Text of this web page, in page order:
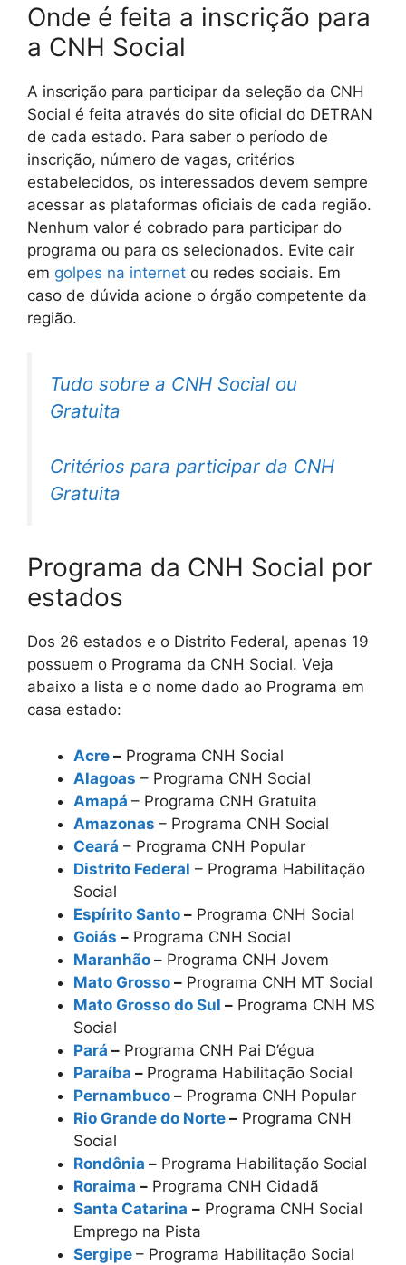
Onde é feita a inscrição para
a CNH Social
A inscrição para participar da seleção da CNH
Social é feita através do site oficial do DETRAN
de cada estado. Para saber o período de
inscrição, número de vagas, critérios
estabelecidos, os interessados devem sempre
acessar as plataformas oficiais de cada região.
Nenhum valor é cobrado para participar do
programa ou para os selecionados. Evite cair
em golpes na internet ou redes sociais. Em
caso de dúvida acione o órgão competente da
região.
Tudo sobre a CNH Social ou
Gratuita
Critérios para participar da CNH
Gratuita
Programa da CNH Social por
estados
Dos 26 estados e o Distrito Federal, apenas 19
possuem o Programa da CNH Social. Veja
abaixo a lista e o nome dado ao Programa em
casa estado:
Acre – Programa CNH Social
Alagoas – Programa CNH Social
Amapá – Programa CNH Gratuita
Amazonas – Programa CNH Social
Ceará – Programa CNH Popular
Distrito Federal – Programa Habilitação
Social
Espírito Santo – Programa CNH Social
Goiás – Programa CNH Social
Maranhão – Programa CNH Jovem
Mato Grosso – Programa CNH MT Social
Mato Grosso do Sul – Programa CNH MS
Social
Pará – Programa CNH Pai D’égua
Paraíba – Programa Habilitação Social
Pernambuco – Programa CNH Popular
Rio Grande do Norte – Programa CNH
Social
Rondônia – Programa Habilitação Social
Roraima – Programa CNH Cidadã
Santa Catarina – Programa CNH Social
Emprego na Pista
Sergipe – Programa Habilitação Social